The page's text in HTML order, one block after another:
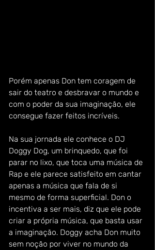
Porém apenas Don tem coragem de
sair do teatro e desbravar o mundo e
com o poder da sua imaginação, ele
consegue fazer feitos incríveis.
Na sua jornada ele conhece o DJ
Doggy Dog, um brinquedo, que foi
parar no lixo, que toca uma música de
Rap e ele parece satisfeito em cantar
apenas a música que fala de si
mesmo de forma superficial. Don o
incentiva a ser mais, diz que ele pode
criar a própria música, que basta usar
a imaginação. Doggy acha Don muito
sem noção por viver no mundo da